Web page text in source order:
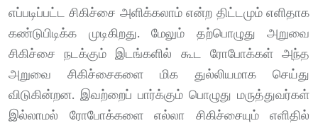
எப்படிப்பட்ட சிகிச்சை அளிக்கலாம் என்ற திட்டமும் எளிதாக
கண்டுபிடிக்க முடிகிறது. மேலும் தற்பொழுது அறுவை
சிகிச்சை நடக்கும் இடங்களில் கூட ரோபோக்கள் அந்த
அறுவை சிகிச்சைகளை மிக துல்லியமாக செய்து
விடுகின்றன. இவற்றைப் பார்க்கும் பொழுது மருத்துவர்கள்
இல்லாமல் ரோபோக்களை எல்லா சிகிச்சையும் எளிதில்